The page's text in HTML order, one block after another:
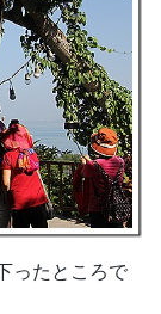
ったところで